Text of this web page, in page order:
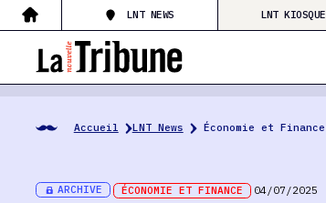
LNT NEWS LNT KIOSQUE
Accueil LNT News Économie et Finance
ARCHIVE ÉCONOMIE ET FINANCE
04/07/2025